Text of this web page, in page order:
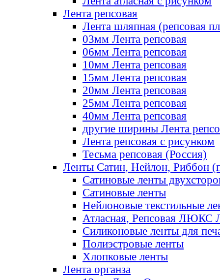
Лента репсовая
Лента шляпная (репсовая
03мм Лента репсовая
06мм Лента репсовая
10мм Лента репсовая
15мм Лента репсовая
20мм Лента репсовая
25мм Лента репсовая
40мм Лента репсовая
другие ширины Лента
Лента репсовая с рисунком
Тесьма репсовая (Россия)
Ленты Сатин, Нейлон, Риббон
Сатиновые ленты
Сатиновые ленты
Нейлоновые текстильные
Атласная, Репсовая ЛЮКС
Силиконовые ленты для
Полиэстровые ленты
Хлопковые ленты
Лента органза